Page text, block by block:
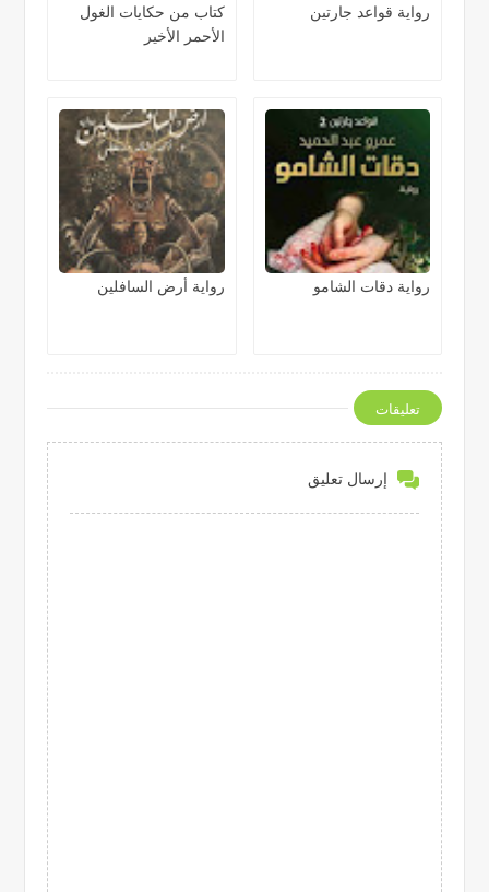
رواية قواعد جارتين
كتاب من حكايات الغول
الأحمر الأخير
رواية دقات الشامو رواية أرض السافلين
تعليقات
إرسال تعليق